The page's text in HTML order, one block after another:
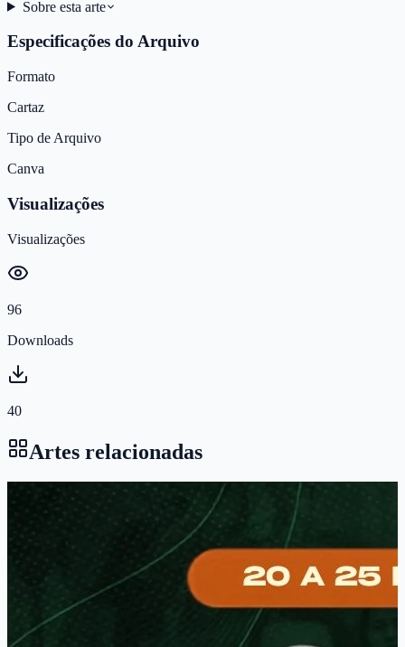
Sobre esta arte
Especificações do Arquivo
Formato
Cartaz
Tipo de Arquivo
Canva
Visualizações
Visualizações
96
Downloads
40
Artes relacionadas